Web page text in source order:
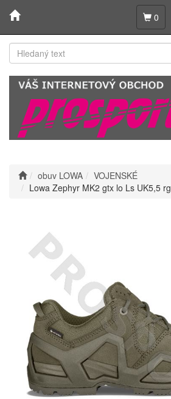
0
obuv LOWA
VOJENSKÉ
Lowa Zephyr MK2 gtx lo Ls UK5,5 rg